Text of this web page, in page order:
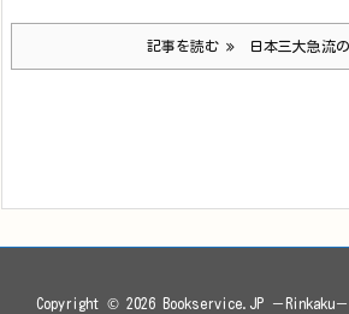
記事を読む 日本三大急流
Copyright © 2026 Bookservice.JP －Rinkaku－